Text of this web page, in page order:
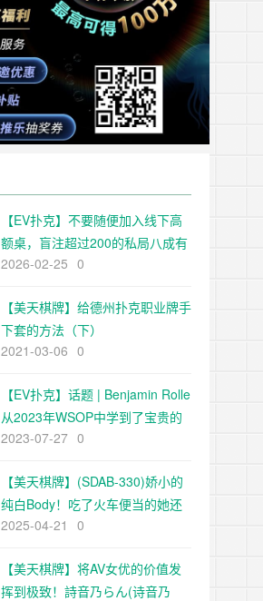
【EV扑克】不要随便加入线下高
额桌，盲注超过200的私局八成有
坑【EV扑克官网】
2026-02-25 0
【美天棋牌】给德州扑克职业牌手
下套的方法（下）
2021-03-06 0
【EV扑克】话题 | Benjamin Rolle
从2023年WSOP中学到了宝贵的
经验【EV扑克官网】
2023-07-27 0
【美天棋牌】(SDAB-330)娇小的
纯白Body！吃了火车便当的她还
被举起来干！
2025-04-21 0
【美天棋牌】将AV女优的价值发
挥到极致！詩音乃らん(诗音乃